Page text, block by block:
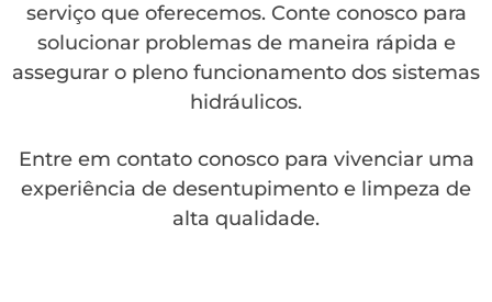
serviço que oferecemos. Conte conosco para
solucionar problemas de maneira rápida e
assegurar o pleno funcionamento dos sistemas
hidráulicos.
Entre em contato conosco para vivenciar uma
experiência de desentupimento e limpeza de
alta qualidade.